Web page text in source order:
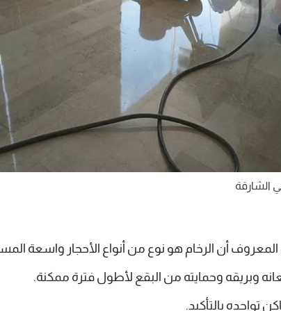
الشارقة
أن الرخام هو نوع من أنواع الأحجار واسعة
وبريقه وحمايته من البقع لأطول فترة ممكنة.
تواجده بالتأكيد.